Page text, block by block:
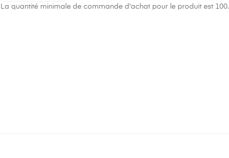
La quantité minimale de commande d'achat pour le produit est 100.